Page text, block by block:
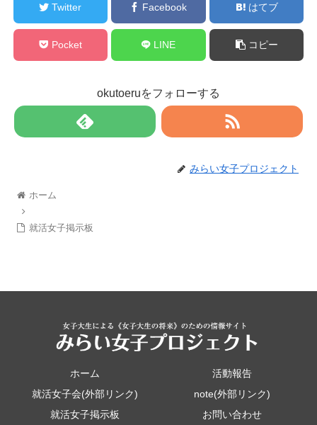
Twitter Facebook はてブ
Pocket LINE コピー
okutoeruをフォローする
みらい女子プロジェクト
ホーム
就活女子掲示板
ホーム
活動報告
就活女子会(外部リンク)
note(外部リンク)
就活女子掲示板
お問い合わせ